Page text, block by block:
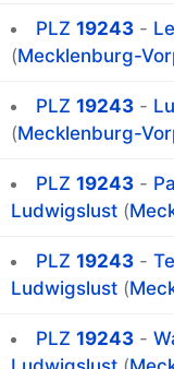
PLZ 19243 -
(Mecklenburg-
PLZ 19243 -
(Mecklenburg-
PLZ 19243 -
Ludwigslust (
PLZ 19243 -
Ludwigslust (
PLZ 19243 -